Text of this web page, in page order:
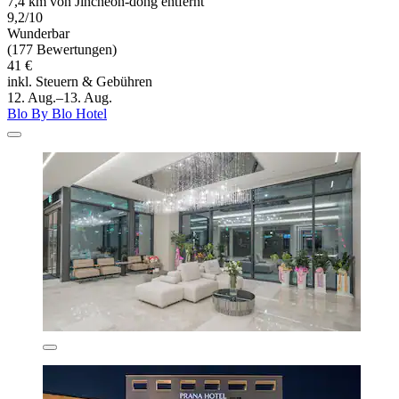
9,2/10
Wunderbar
(177 Bewertungen)
41 €
inkl. Steuern & Gebühren
12. Aug.–13. Aug.
Blo By Blo Hotel